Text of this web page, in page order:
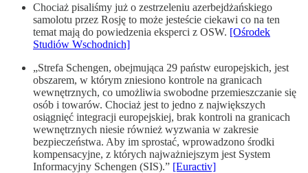
Chociaż pisaliśmy już o zestrzeleniu azerbejdżańskiego
samolotu przez Rosję to może jesteście ciekawi co na ten
temat mają do powiedzenia eksperci z OSW. [Ośrodek
Studiów Wschodnich]
„Strefa Schengen, obejmująca 29 państw europejskich, jest
obszarem, w którym zniesiono kontrole na granicach
wewnętrznych, co umożliwia swobodne przemieszczanie się
osób i towarów. Chociaż jest to jedno z największych
osiągnięć integracji europejskiej, brak kontroli na granicach
wewnętrznych niesie również wyzwania w zakresie
bezpieczeństwa. Aby im sprostać, wprowadzono środki
kompensacyjne, z których najważniejszym jest System
Informacyjny Schengen (SIS).” [Euractiv]